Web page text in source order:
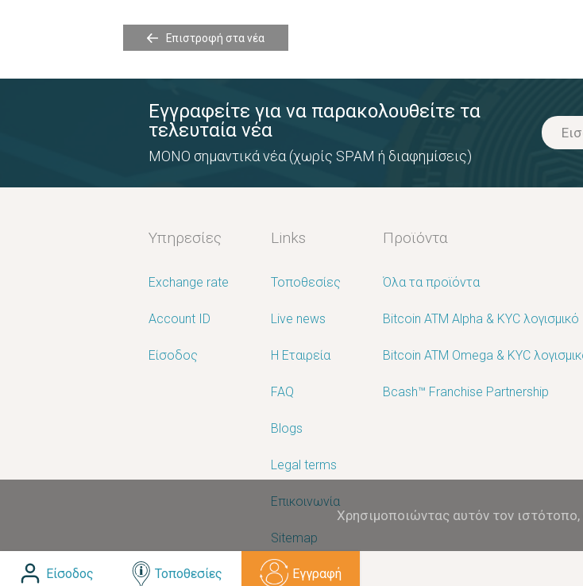
Επιστροφή στα νέα
Εγγραφείτε για να παρακολουθείτε τα
τελευταία νέα
ΜΟΝΟ σημαντικά νέα (χωρίς SPAM ή διαφημίσεις)
Είσοδος Τοποθεσίες Εγγραφή
Χρησιμοποιώντας αυτόν τον
Υπηρεσίες
Exchange rate
Account ID
Είσοδος
Links
Τοποθεσίες
Live news
Η Εταιρεία
FAQ
Blogs
Legal terms
Επικοινωνία
Sitemap
Προϊόντα
Όλα τα προϊόντα
Bitcoin ATM Alpha & KYC λογισμικό
Bitcoin ATM Omega & KYC
Bcash™ Franchise Partnership